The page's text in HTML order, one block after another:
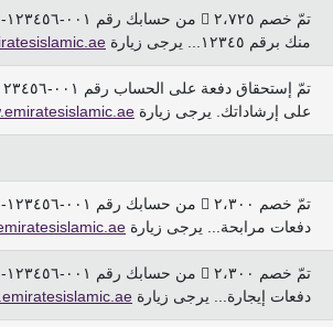
منك برقم ١٢٣٤٥... يرجى زيارة
على إرشاداتك. يرجى زيارة
دفعات مرابحة... يرجى زيارة
دفعات إيجارة... يرجى زيارة